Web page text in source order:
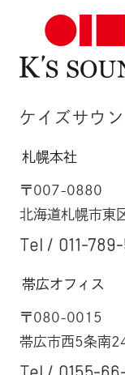
ケイズサウ
札幌本社
〒007-0880
北海道札幌市東
Tel / 011-
帯広オフィス
〒080-0015
帯広市西5条南